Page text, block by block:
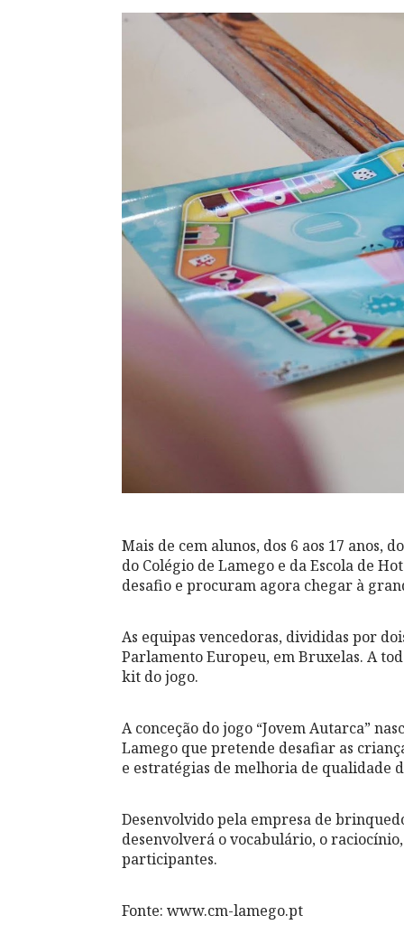
Mais de cem alunos, dos 6 aos 17 anos,
do Colégio de Lamego e da Escola de
desafio e procuram agora chegar à
As equipas vencedoras, divididas por
Parlamento Europeu, em Bruxelas. A
kit do jogo.
A conceção do jogo “Jovem Autarca”
Lamego que pretende desafiar as
e estratégias de melhoria de qualidade
Desenvolvido pela empresa de
desenvolverá o vocabulário, o
participantes.
Fonte: www.cm-lamego.pt